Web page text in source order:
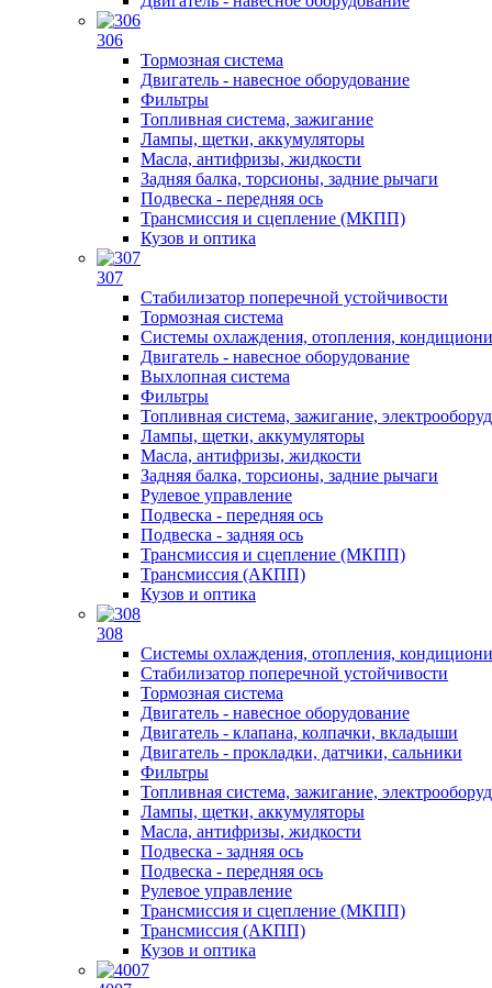
306
Тормозная система
Двигатель - навесное оборудование
Фильтры
Топливная система, зажигание
Лампы, щетки, аккумуляторы
Масла, антифризы, жидкости
Задняя балка, торсионы, задние рычаги
Подвеска - передняя ось
Трансмиссия и сцепление (МКПП)
Кузов и оптика
307
Стабилизатор поперечной устойчивости
Тормозная система
Системы охлаждения, отопления,
Двигатель - навесное оборудование
Выхлопная система
Фильтры
Топливная система, зажигание,
Лампы, щетки, аккумуляторы
Масла, антифризы, жидкости
Задняя балка, торсионы, задние рычаги
Рулевое управление
Подвеска - передняя ось
Подвеска - задняя ось
Трансмиссия и сцепление (МКПП)
Трансмиссия (АКПП)
Кузов и оптика
308
Системы охлаждения, отопления,
Стабилизатор поперечной устойчивости
Тормозная система
Двигатель - навесное оборудование
Двигатель - клапана, колпачки, вкладыши
Двигатель - прокладки, датчики, сальники
Фильтры
Топливная система, зажигание,
Лампы, щетки, аккумуляторы
Масла, антифризы, жидкости
Подвеска - задняя ось
Подвеска - передняя ось
Рулевое управление
Трансмиссия и сцепление (МКПП)
Трансмиссия (АКПП)
Кузов и оптика